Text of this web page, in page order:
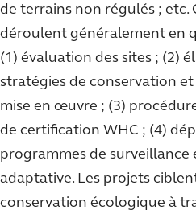
de terrains non régulés ; etc.
déroulent généralement en
(1) évaluation des sites ; (2)
stratégies de conservation et
mise en œuvre ; (3)
de certification WHC ; (4)
programmes de surveillance
adaptative. Les projets
conservation écologique à